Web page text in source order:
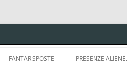
FANTARISPOSTE PRESENZE ALIENE.